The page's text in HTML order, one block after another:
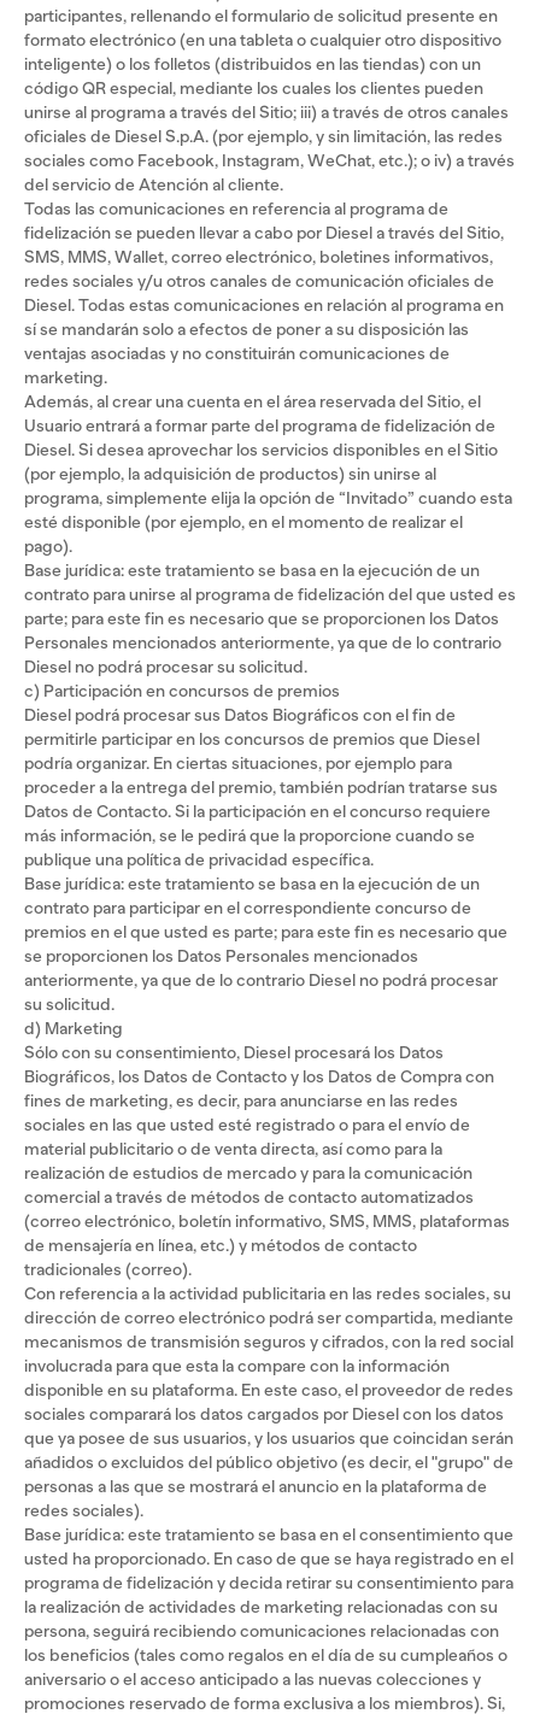
participantes, rellenando el formulario de solicitud presente en
formato electrónico (en una tableta o cualquier otro dispositivo
inteligente) o los folletos (distribuidos en las tiendas) con un
código QR especial, mediante los cuales los clientes pueden
unirse al programa a través del Sitio; iii) a través de otros canales
oficiales de Diesel S.p.A. (por ejemplo, y sin limitación, las redes
sociales como Facebook, Instagram, WeChat, etc.); o iv) a través
del servicio de Atención al cliente.
Todas las comunicaciones en referencia al programa de
fidelización se pueden llevar a cabo por Diesel a través del Sitio,
SMS, MMS, Wallet, correo electrónico, boletines informativos,
redes sociales y/u otros canales de comunicación oficiales de
Diesel. Todas estas comunicaciones en relación al programa en
sí se mandarán solo a efectos de poner a su disposición las
ventajas asociadas y no constituirán comunicaciones de
marketing.
Además, al crear una cuenta en el área reservada del Sitio, el
Usuario entrará a formar parte del programa de fidelización de
Diesel. Si desea aprovechar los servicios disponibles en el Sitio
(por ejemplo, la adquisición de productos) sin unirse al
programa, simplemente elija la opción de “Invitado” cuando esta
esté disponible (por ejemplo, en el momento de realizar el
pago).
Base jurídica: este tratamiento se basa en la ejecución de un
contrato para unirse al programa de fidelización del que usted es
parte; para este fin es necesario que se proporcionen los Datos
Personales mencionados anteriormente, ya que de lo contrario
Diesel no podrá procesar su solicitud.
c) Participación en concursos de premios
Diesel podrá procesar sus Datos Biográficos con el fin de
permitirle participar en los concursos de premios que Diesel
podría organizar. En ciertas situaciones, por ejemplo para
proceder a la entrega del premio, también podrían tratarse sus
Datos de Contacto. Si la participación en el concurso requiere
más información, se le pedirá que la proporcione cuando se
publique una política de privacidad específica.
Base jurídica: este tratamiento se basa en la ejecución de un
contrato para participar en el correspondiente concurso de
premios en el que usted es parte; para este fin es necesario que
se proporcionen los Datos Personales mencionados
anteriormente, ya que de lo contrario Diesel no podrá procesar
su solicitud.
d) Marketing
Sólo con su consentimiento, Diesel procesará los Datos
Biográficos, los Datos de Contacto y los Datos de Compra con
fines de marketing, es decir, para anunciarse en las redes
sociales en las que usted esté registrado o para el envío de
material publicitario o de venta directa, así como para la
realización de estudios de mercado y para la comunicación
comercial a través de métodos de contacto automatizados
(correo electrónico, boletín informativo, SMS, MMS, plataformas
de mensajería en línea, etc.) y métodos de contacto
tradicionales (correo).
Con referencia a la actividad publicitaria en las redes sociales, su
dirección de correo electrónico podrá ser compartida, mediante
mecanismos de transmisión seguros y cifrados, con la red social
involucrada para que esta la compare con la información
disponible en su plataforma. En este caso, el proveedor de redes
sociales comparará los datos cargados por Diesel con los datos
que ya posee de sus usuarios, y los usuarios que coincidan serán
añadidos o excluidos del público objetivo (es decir, el "grupo" de
personas a las que se mostrará el anuncio en la plataforma de
redes sociales).
Base jurídica: este tratamiento se basa en el consentimiento que
usted ha proporcionado. En caso de que se haya registrado en el
programa de fidelización y decida retirar su consentimiento para
la realización de actividades de marketing relacionadas con su
persona, seguirá recibiendo comunicaciones relacionadas con
los beneficios (tales como regalos en el día de su cumpleaños o
aniversario o el acceso anticipado a las nuevas colecciones y
promociones reservado de forma exclusiva a los miembros). Si,